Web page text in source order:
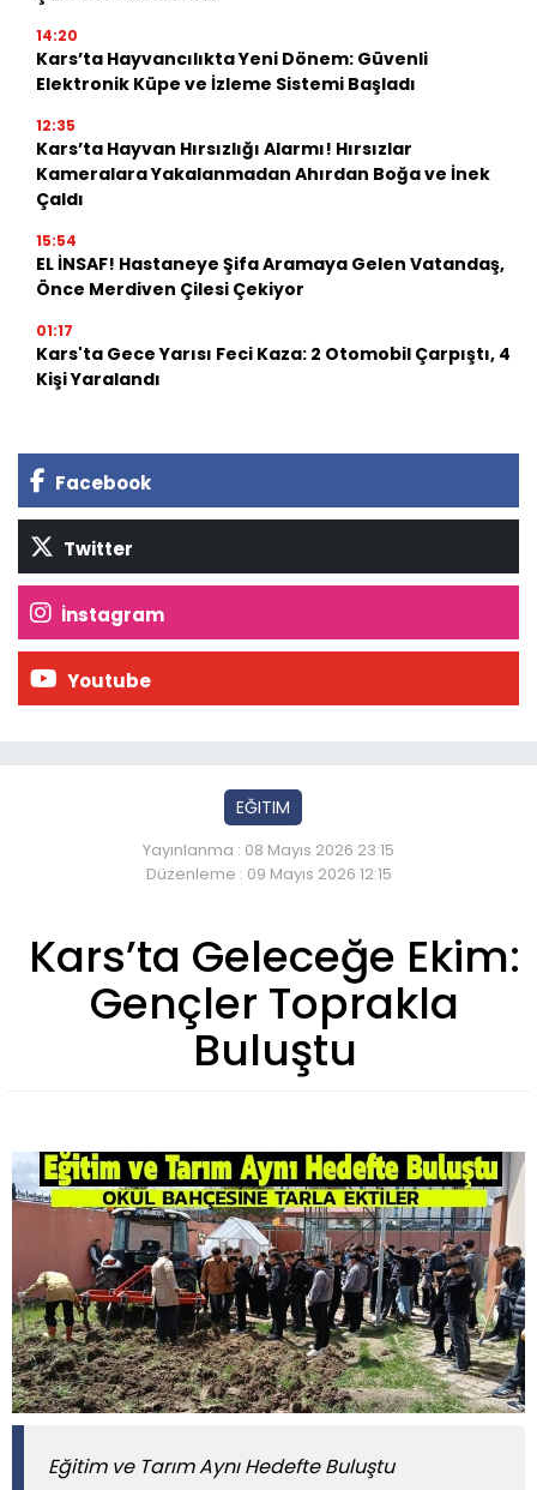
14:20
Kars’ta Hayvancılıkta Yeni Dönem: Güvenli
Elektronik Küpe ve İzleme Sistemi Başladı
12:35
Kars’ta Hayvan Hırsızlığı Alarmı! Hırsızlar
Kameralara Yakalanmadan Ahırdan Boğa ve İnek
Çaldı
15:54
EL İNSAF! Hastaneye Şifa Aramaya Gelen Vatandaş,
Önce Merdiven Çilesi Çekiyor
01:17
Kars'ta Gece Yarısı Feci Kaza: 2 Otomobil Çarpıştı, 4
Kişi Yaralandı
Facebook
Twitter
İnstagram
Youtube
EĞITIM
Yayınlanma : 08 Mayıs 2026 23:15
Düzenleme : 09 Mayıs 2026 12:15
Kars’ta Geleceğe Ekim:
Gençler Toprakla
Buluştu
Eğitim ve Tarım Aynı Hedefte Buluştu